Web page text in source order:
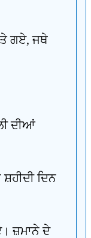
ਗਏ, ਜਥੇ
ਦੀਆਂ
ਦਿਨ
ਜ਼ਮਾਨੇ ਦੇ